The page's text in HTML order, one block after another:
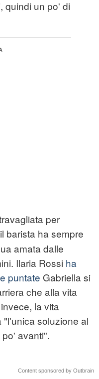
quindi un po' di
per
barista ha sempre
amata dalle
Ilaria Rossi ha
puntate Gabriella si
che alla vita
la vita
soluzione al
avanti".
Content sponsored by Outbrain